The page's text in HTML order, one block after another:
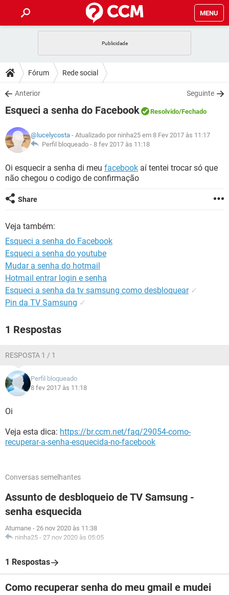
MENU
CELULAR
OUTLOOK
INSTAGRAM GMAIL
GUIA DE COMPRAS
DICAS
JOGOS
INSTAGRAM GMAIL
GUIA DE COMPRAS
DOWNLOADS
JOGOS WHATSAPP
CELULAR
OUTLOOK EXCEL
INSTAGRAM GMAIL
GUIA DE COMPRAS
FÓRUM
JOGOS WHATSAPP
CELULAR
OUTLOOK EXCEL
GLOSSÁRIO
JOGOS WHATSAPP
CELULAR FACEBOOK
OUTLOOK
GUIA DE COMPRAS
Fórum Rede social
Anterior Seguinte
Esqueci a senha do Facebook Resolvido/Fechado
@lucelycosta - Atualizado por ninha25 em 8 Fev 2017 às 11:17
Perfil bloqueado - 8 fev 2017 às 11:18
Oi esquecir a senha di meu facebook aí tentei trocar só que
não chegou o codigo de confirmação
Share
Veja também:
Esqueci a senha do Facebook
Esqueci a senha do youtube
Mudar a senha do hotmail
Hotmail entrar login e senha
Esqueci a senha da tv samsung como desbloquear ✓
Pin da TV Samsung ✓
1 Respostas
RESPOSTA 1 / 1
Perfil bloqueado
8 fev 2017 às 11:18
Oi
Veja esta dica: https://br.ccm.net/faq/29054-como-
recuperar-a-senha-esquecida-no-facebook
Conversas semelhantes
Assunto de desbloqueio de TV Samsung -
senha esquecida
Atumane - 26 nov 2020 às 11:38
ninha25 - 27 nov 2020 às 05:05
1 Respostas
Como recuperar senha do meu gmail e mudei